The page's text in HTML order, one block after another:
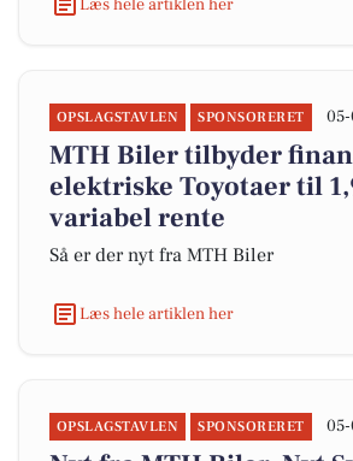
OPSLAGSTAVLEN SPONSORERET
MTH Biler tilbyder
elektriske Toyotaer til
variabel rente
Så er der nyt fra MTH Biler
Læs hele artiklen her
OPSLAGSTAVLEN SPONSORERET